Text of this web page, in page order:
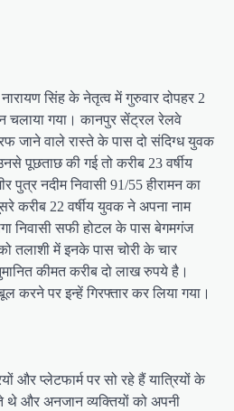
सिंह के नेतृत्व में गुरुवार दोपहर 2
चलाया गया। कानपुर सेंट्रल रेलवे
जाने वाले रास्ते के पास दो संदिग्ध युवक
पूछताछ की गई तो करीब 23 वर्षीय
पुत्र नदीम निवासी 91/55 हीरामन का
करीब 22 वर्षीय युवक ने अपना नाम
निवासी सफी होटल के पास बेगमगंज
तलाशी में इनके पास चोरी के चार
कीमत करीब दो लाख रुपये है।
करने पर इन्हें गिरफ्तार कर लिया गया।
और प्लेटफार्म पर सो रहे हैं यात्रियों के
थे और अनजान व्यक्तियों को अपनी